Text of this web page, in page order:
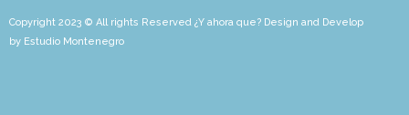
Copyright 2023 © All rights Reserved ¿Y ahora que? Design and Develop
by Estudio Montenegro